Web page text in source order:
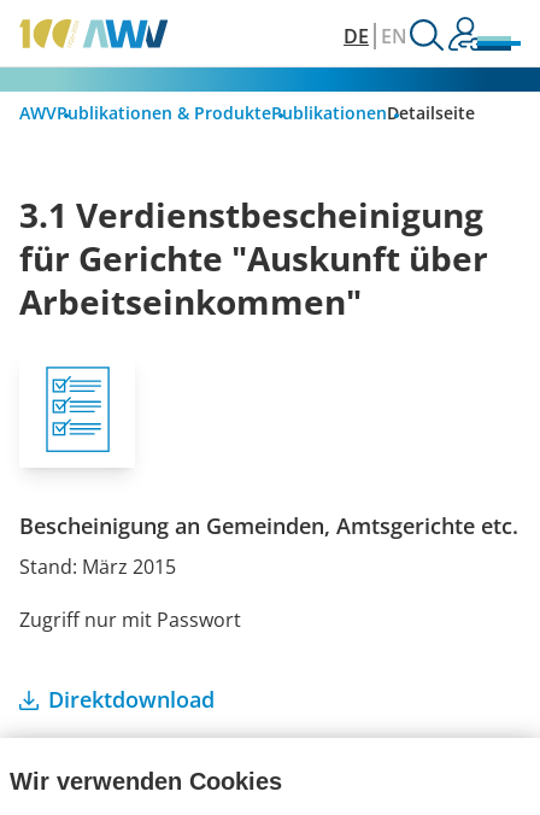
DE EN
AWVPublikationen & ProduktePublikationenDetailseite
3.1 Verdienstbescheinigung
für Gerichte "Auskunft über
Arbeitseinkommen"
Bescheinigung an Gemeinden, Amtsgerichte etc.
Stand: März 2015
Zugriff nur mit Passwort
Direktdownload
Wir verwenden Cookies